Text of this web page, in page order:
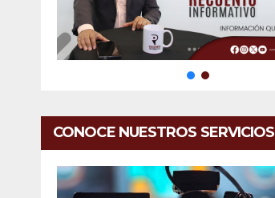
CONOCE NUESTROS SERVICIOS